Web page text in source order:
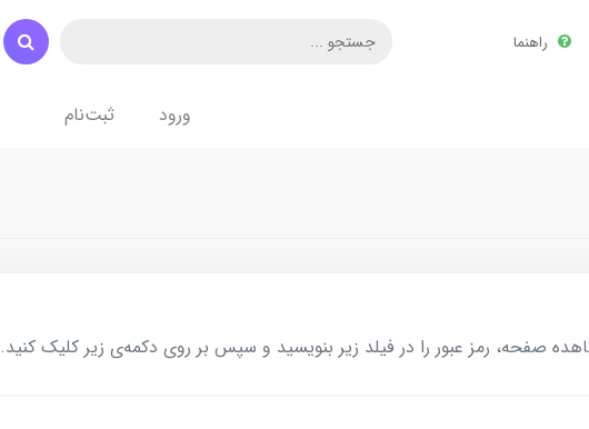
راهنما
ورود ثبت‌نام
صفحه، رمز عبور را در فیلد زیر بنویسید و سپس بر روی دکمه‌ی زیر کلیک کنید.